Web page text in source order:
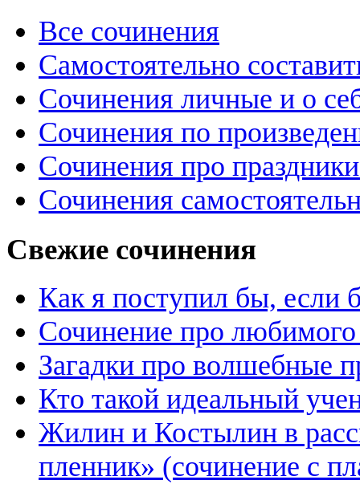
Все сочинения
Самостоятельно
Сочинения личные и о
Сочинения по
Сочинения про
Сочинения
Свежие сочинения
Как я поступил бы,
Сочинение про
Загадки про волшебные
Кто такой идеальный
Жилин и Костылин в
пленник» (сочинение с